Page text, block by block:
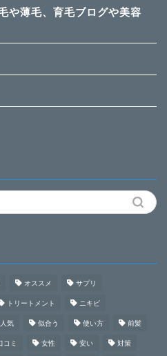
や薄毛、育毛ブログや美容
オススメ サプリ
トリートメント ニキビ
人気 似合う 使い方 前髪
コミ 女性 安い 対策